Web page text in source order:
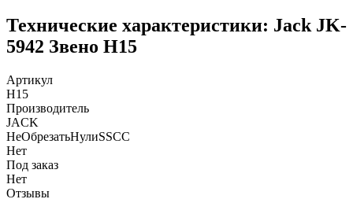
Технические характеристики: Jack JK-
5942 Звено H15
Артикул
H15
Производитель
JACK
НеОбрезатьНулиSSCC
Нет
Под заказ
Нет
Отзывы